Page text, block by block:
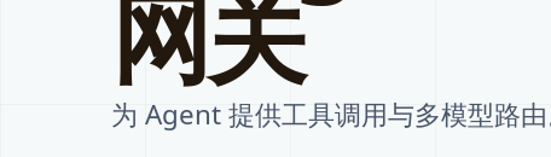
网关
为 Agent 提供工具调用与多模型路由